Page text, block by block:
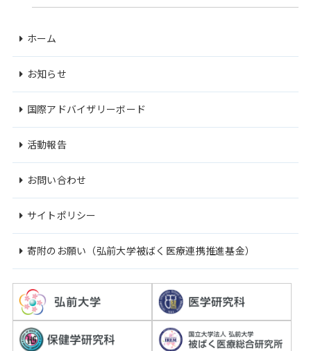
ホーム
お知らせ
国際アドバイザリーボード
活動報告
お問い合わせ
サイトポリシー
寄附のお願い（弘前大学被ばく医療連携推進基金）